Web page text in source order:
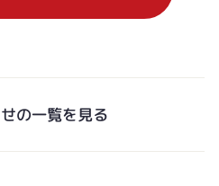
の一覧を見る